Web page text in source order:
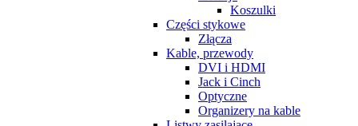
Koszulki
Części stykowe
Złącza
Kable, przewody
DVI i HDMI
Jack i Cinch
Optyczne
Organizery na kable